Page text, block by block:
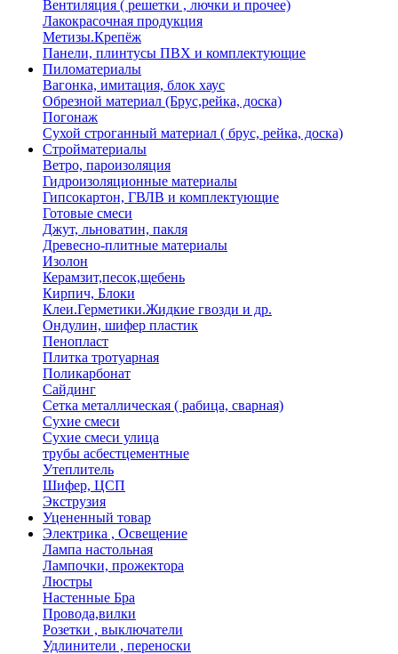
Вентиляция ( решетки , лючки и прочее)
Лакокрасочная продукция
Метизы.Крепёж
Панели, плинтусы ПВХ и комплектующие
Пиломатериалы
Вагонка, имитация, блок хаус
Обрезной материал (Брус,рейка, доска)
Погонаж
Сухой строганный материал ( брус, рейка, доска)
Стройматериалы
Ветро, пароизоляция
Гидроизоляционные материалы
Гипсокартон, ГВЛВ и комплектующие
Готовые смеси
Джут, льноватин, пакля
Древесно-плитные материалы
Изолон
Керамзит,песок,щебень
Кирпич, Блоки
Клеи.Герметики.Жидкие гвозди и др.
Ондулин, шифер пластик
Пенопласт
Плитка тротуарная
Поликарбонат
Сайдинг
Сетка металлическая ( рабица, сварная)
Сухие смеси
Сухие смеси улица
трубы асбестцементные
Утеплитель
Шифер, ЦСП
Экструзия
Уцененный товар
Электрика , Освещение
Лампа настольная
Лампочки, прожектора
Люстры
Настенные Бра
Провода,вилки
Розетки , выключатели
Удлинители , переноски